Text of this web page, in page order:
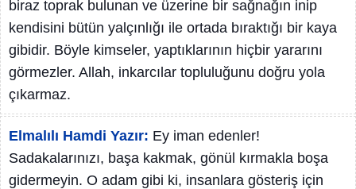
biraz toprak bulunan ve üzerine bir sağnağın inip
kendisini bütün yalçınlığı ile ortada bıraktığı bir kaya
gibidir. Böyle kimseler, yaptıklarının hiçbir yararını
görmezler. Allah, inkarcılar topluluğunu doğru yola
çıkarmaz.
Elmalılı Hamdi Yazır: Ey iman edenler!
Sadakalarınızı, başa kakmak, gönül kırmakla boşa
gidermeyin. O adam gibi ki, insanlara gösteriş için